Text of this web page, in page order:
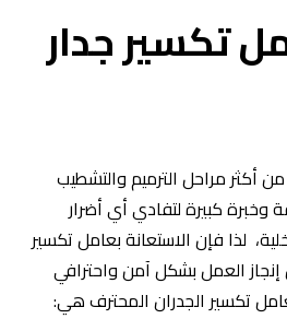
تكسير جدار
أكثر مراحل الترميم والتشطيب
وخبرة كبيرة لتفادي أي أضرار
لذا فإن الاستعانة بعامل تكسير
العمل بشكل آمن واحترافي
تكسير الجدران المحترف هي: